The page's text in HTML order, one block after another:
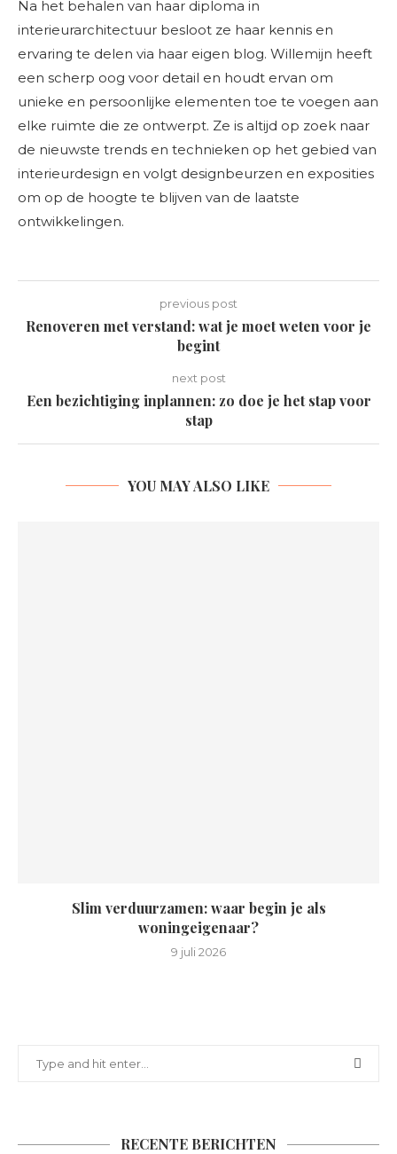
Na het behalen van haar diploma in
interieurarchitectuur besloot ze haar kennis en
ervaring te delen via haar eigen blog. Willemijn heeft
een scherp oog voor detail en houdt ervan om
unieke en persoonlijke elementen toe te voegen aan
elke ruimte die ze ontwerpt. Ze is altijd op zoek naar
de nieuwste trends en technieken op het gebied van
interieurdesign en volgt designbeurzen en exposities
om op de hoogte te blijven van de laatste
ontwikkelingen.
previous post
Renoveren met verstand: wat je moet weten voor je
begint
next post
Een bezichtiging inplannen: zo doe je het stap voor
stap
YOU MAY ALSO LIKE
Slim verduurzamen: waar begin je als
woningeigenaar?
9 juli 2026
RECENTE BERICHTEN